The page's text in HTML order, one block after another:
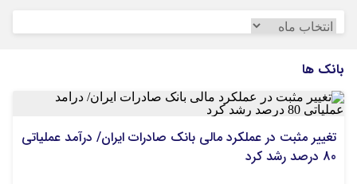
آرشیو
ماناسپهر
بانک ها
تغییر مثبت در عملکرد مالی بانک صادرات ایران/ درآمد عملیاتی
80 درصد رشد کرد